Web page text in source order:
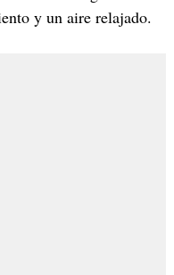
y un aire relajado.